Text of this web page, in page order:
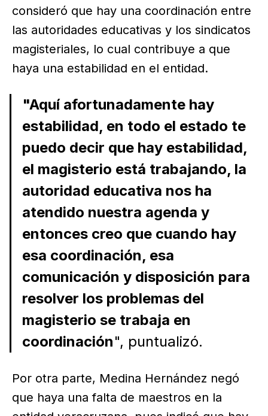
consideró que hay una coordinación entre
las autoridades educativas y los sindicatos
magisteriales, lo cual contribuye a que
haya una estabilidad en el entidad.
"Aquí afortunadamente hay
estabilidad, en todo el estado te
puedo decir que hay estabilidad,
el magisterio está trabajando, la
autoridad educativa nos ha
atendido nuestra agenda y
entonces creo que cuando hay
esa coordinación, esa
comunicación y disposición para
resolver los problemas del
magisterio se trabaja en
coordinación", puntualizó.
Por otra parte, Medina Hernández negó
que haya una falta de maestros en la